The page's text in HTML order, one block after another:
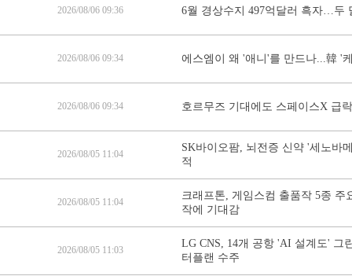
2026/08/06 09:36 6월 경상수지 497억달러 흑자…두
2026/08/06 09:34 에스엠이 왜 '애니'를 만드나...韓 '
2026/08/06 09:34 호르무즈 기대에도 스페이스X 급
2026/08/05 11:04
SK바이오팜, 뇌전증 신약 '세노바
적
2026/08/05 11:04
크래프톤, 게임스컴 출품작 5종
작에 기대감
2026/08/05 11:03
LG CNS, 14개 공항 'AI 설계도' 그
터플랜 수주